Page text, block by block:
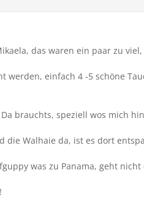
das waren ein paar zu
werden, einfach 4 -5 schöne
brauchts, speziell wos mich
die Walhaie da, ist es dort
was zu Panama, geht